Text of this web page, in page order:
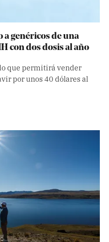
a genéricos de una
con dos dosis al año
que permitirá vender
por unos 40 dólares al